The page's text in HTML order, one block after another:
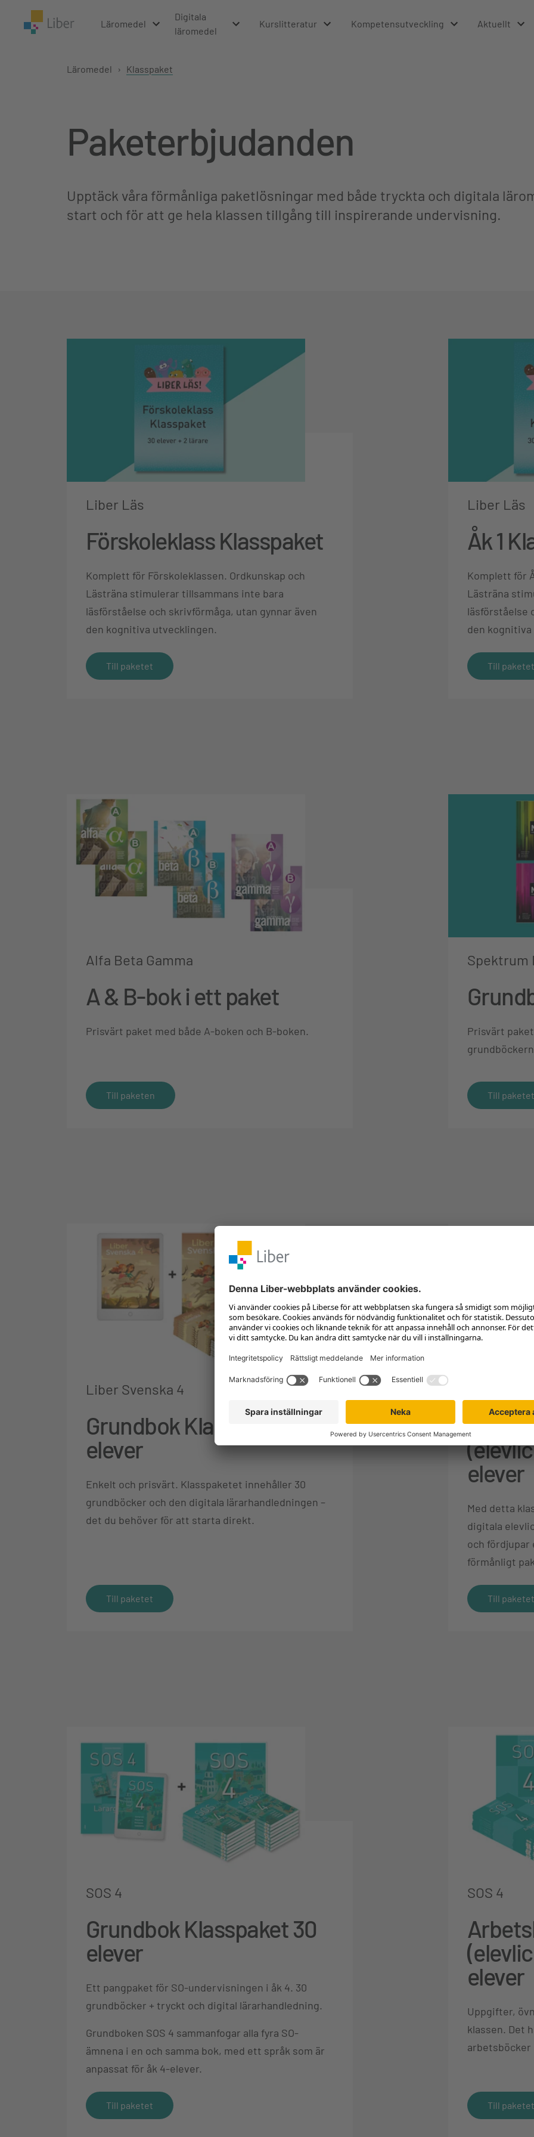
Läromedel
Digitala
läromedel
Kurslitteratur Kompetensutveckling Aktuellt
Läromedel › Klasspaket
Paketerbjudanden
Upptäck våra förmånliga paketlösningar med både tryckta och digitala
start och för att ge hela klassen tillgång till inspirerande undervisning.
Liber Läs
Förskoleklass Klasspaket
Komplett för Förskoleklassen. Ordkunskap och
Lästräna stimulerar tillsammans inte bara
läsförståelse och skrivförmåga, utan gynnar även
den kognitiva utvecklingen.
Till paketet
Liber Läs
Åk 1
Komplett för
Lästräna
läsförståelse
den
Till paketet
Alfa Beta Gamma
A & B-bok i ett paket
Prisvärt paket med både A-boken och B-boken.
Till paketen
Spektrum
Prisvärt
Till paketet
Liber Svenska 4
Grundbok Klasspaket 30
elever
Enkelt och prisvärt. Klasspaketet innehåller 30
grundböcker och den digitala lärarhandledningen –
det du behöver för att starta direkt.
Till paketet
elever
Med detta
digitala
och
förmånligt
Till paketet
SOS 4
Grundbok Klasspaket 30
elever
Ett pangpaket för SO-undervisningen i åk 4. 30
grundböcker + tryckt och digital lärarhandledning.
Grundboken SOS 4 sammanfogar alla fyra SO-
ämnena i en och samma bok, med ett språk som är
anpassat för åk 4-elever.
Till paketet
SOS 4
elever
Uppgifter,
klassen. Det
arbetsböcker
Till paketet